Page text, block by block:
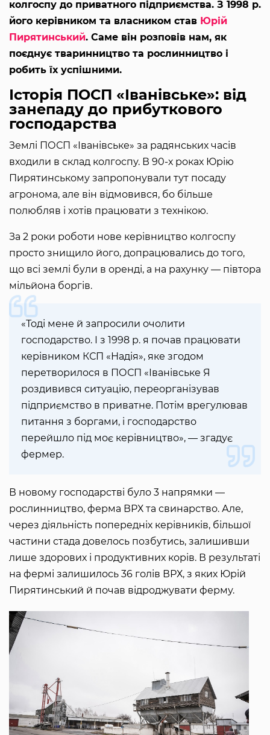
колгоспу до приватного підприємства. З 1998 р.
його керівником та власником став Юрій
Пирятинський. Саме він розповів нам, як
поєднує тваринництво та рослинництво і
робить їх успішними.
Історія ПОСП «Іванівське»: від
занепаду до прибуткового
господарства
Землі ПОСП «Іванівське» за радянських часів
входили в склад колгоспу. В 90-х роках Юрію
Пирятинському запропонували тут посаду
агронома, але він відмовився, бо більше
полюбляв і хотів працювати з технікою.
За 2 роки роботи нове керівництво колгоспу
просто знищило його, допрацювались до того,
що всі землі були в оренді, а на рахунку — півтора
мільйона боргів.
«Тоді мене й запросили очолити
господарство. І з 1998 р. я почав працювати
керівником КСП «Надія», яке згодом
перетворилося в ПОСП «Іванівське Я
роздивився ситуацію, переорганізував
підприємство в приватне. Потім врегулював
питання з боргами, і господарство
перейшло під моє керівництво», — згадує
фермер.
В новому господарстві було 3 напрямки —
рослинництво, ферма ВРХ та свинарство. Але,
через діяльність попередніх керівників, більшої
частини стада довелось позбутись, залишивши
лише здорових і продуктивних корів. В результаті
на фермі залишилось 36 голів ВРХ, з яких Юрій
Пирятинський й почав відроджувати ферму.